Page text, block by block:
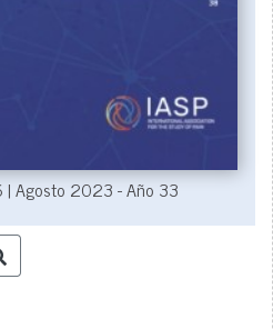
| Agosto 2023 - Año 33